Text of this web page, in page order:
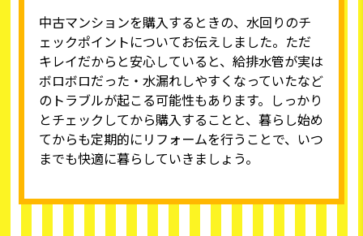
中古マンションを購入するときの、水回りのチ
ェックポイントについてお伝えしました。ただ
キレイだからと安心していると、給排水管が実は
ボロボロだった・水漏れしやすくなっていたなど
のトラブルが起こる可能性もあります。しっかり
とチェックしてから購入することと、暮らし始め
てからも定期的にリフォームを行うことで、いつ
までも快適に暮らしていきましょう。